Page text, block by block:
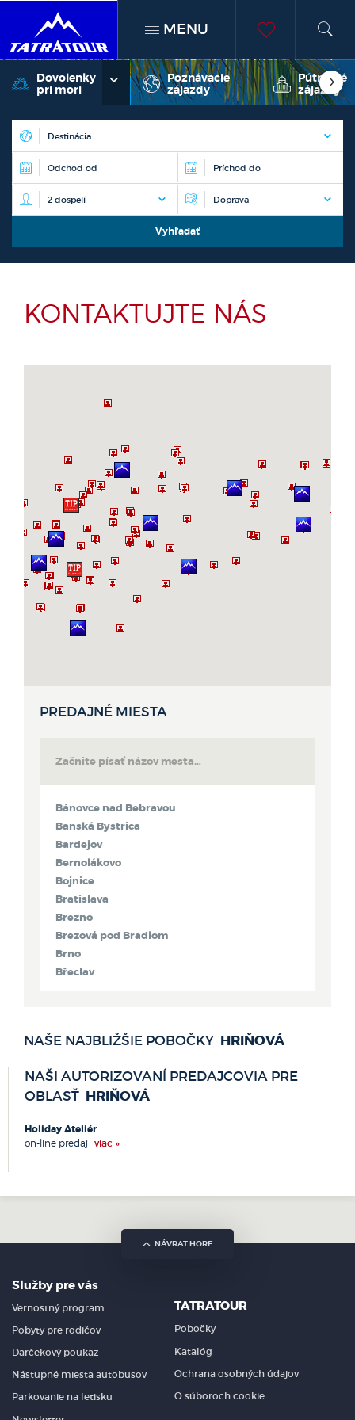
MENU
Dovolenky
pri mori
Poznávacie
zájazdy
Pútnické
zájazdy
KONTAKTUJTE NÁS
PREDAJNÉ MIESTA
Bánovce nad Bebravou
Banská Bystrica
Bardejov
Bernolákovo
Bojnice
Bratislava
Brezno
Brezová pod Bradlom
Brno
Břeclav
Dolný Kubín
Dunajská Streda
Galanta
Hlohovec
Chocholná - Velčice
Kežmarok
Komárno
Kráľovský Chlmec
Kremnica
Krupina
Kurima
NAŠE NAJBLIŽŠIE POBOČKY HRIŇOVÁ
NAŠI AUTORIZOVANÍ PREDAJCOVIA PRE
OBLASŤ HRIŇOVÁ
Holiday Ateliér
on-line predaj viac »
NÁVRAT HORE
Služby pre vás
Vernostný program
Pobyty pre rodičov
Darčekový poukaz
Nástupné miesta autobusov
Parkovanie na letisku
TATRATOUR
Pobočky
Katalóg
Ochrana osobných údajov
O súboroch cookie